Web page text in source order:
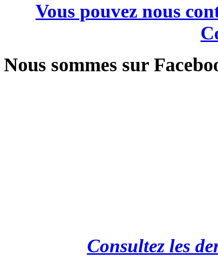
Vous pouvez nous
Nous sommes sur
Consultez les